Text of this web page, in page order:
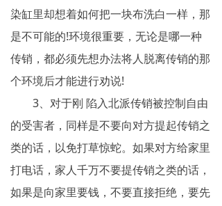
染缸里却想着如何把一块布洗白一样，那
是不可能的!环境很重要，无论是哪一种
传销，都必须先想办法将人脱离传销的那
个环境后才能进行劝说!
3、对于刚 陷入北派传销被控制自由
的受害者，同样是不要向对方提起传销之
类的话，以免打草惊蛇。如果对方给家里
打电话，家人千万不要提传销之类的话，
如果是向家里要钱，不要直接拒绝，要先